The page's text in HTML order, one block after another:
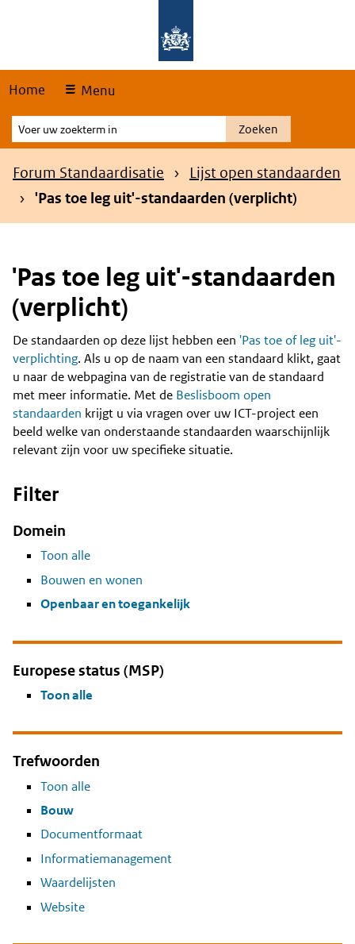
Home Menu
Voer
uw
zoekterm
Zoeken
Kruimelpad
Forum Standaardisatie
Lijst open standaarden
'Pas toe leg uit'-standaarden (verplicht)
'Pas toe leg uit'-standaarden
(verplicht)
Content
De standaarden op deze lijst hebben een 'Pas toe of leg uit'-
verplichting. Als u op de naam van een standaard klikt, gaat
u naar de webpagina van de registratie van de standaard
met meer informatie. Met de Beslisboom open
standaarden krijgt u via vragen over uw ICT-project een
beeld welke van onderstaande standaarden waarschijnlijk
relevant zijn voor uw specifieke situatie.
Filter
Domein
Toon alle
Bouwen en wonen
Openbaar en toegankelijk
Europese status (MSP)
Toon alle
Trefwoorden
Toon alle
Bouw
Documentformaat
Informatiemanagement
Waardelijsten
Website